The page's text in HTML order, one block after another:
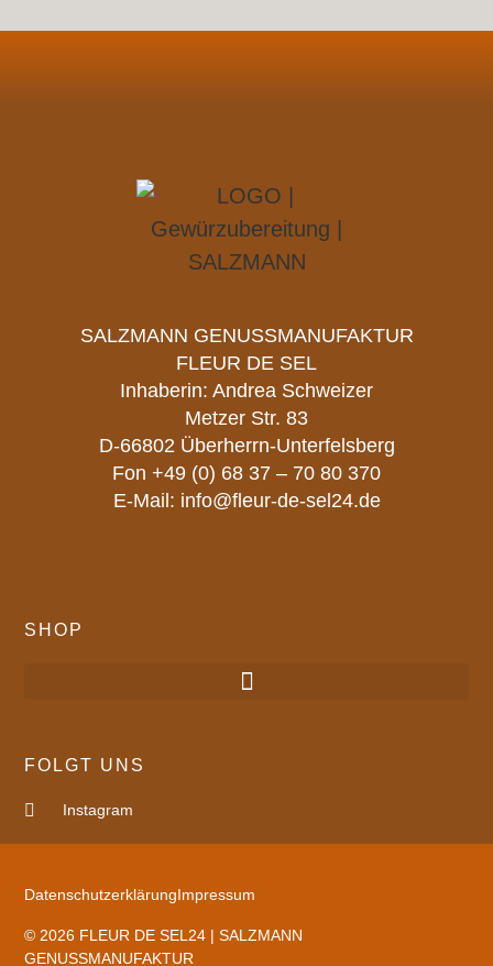
SALZMANN GENUSSMANUFAKTUR
FLEUR DE SEL
Inhaberin: Andrea Schweizer
Metzer Str. 83
D-66802 Überherrn-Unterfelsberg
Fon +49 (0) 68 37 – 70 80 370
E-Mail: info@fleur-de-sel24.de
SHOP
FOLGT UNS
Instagram
© 2026 FLEUR DE SEL24 | SALZMANN
GENUSSMANUFAKTUR
DatenschutzerklärungImpressum